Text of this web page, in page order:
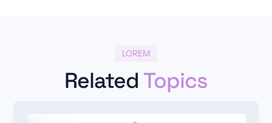
LOREM
Related Topics